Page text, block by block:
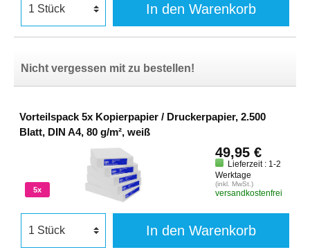
In den Warenkorb
Nicht vergessen mit zu bestellen!
Vorteilspack 5x Kopierpapier / Druckerpapier, 2.500
Blatt, DIN A4, 80 g/m², weiß
5x
49,95 €
Lieferzeit : 1-2
Werktage
(inkl. MwSt.)
versandkostenfrei
In den Warenkorb